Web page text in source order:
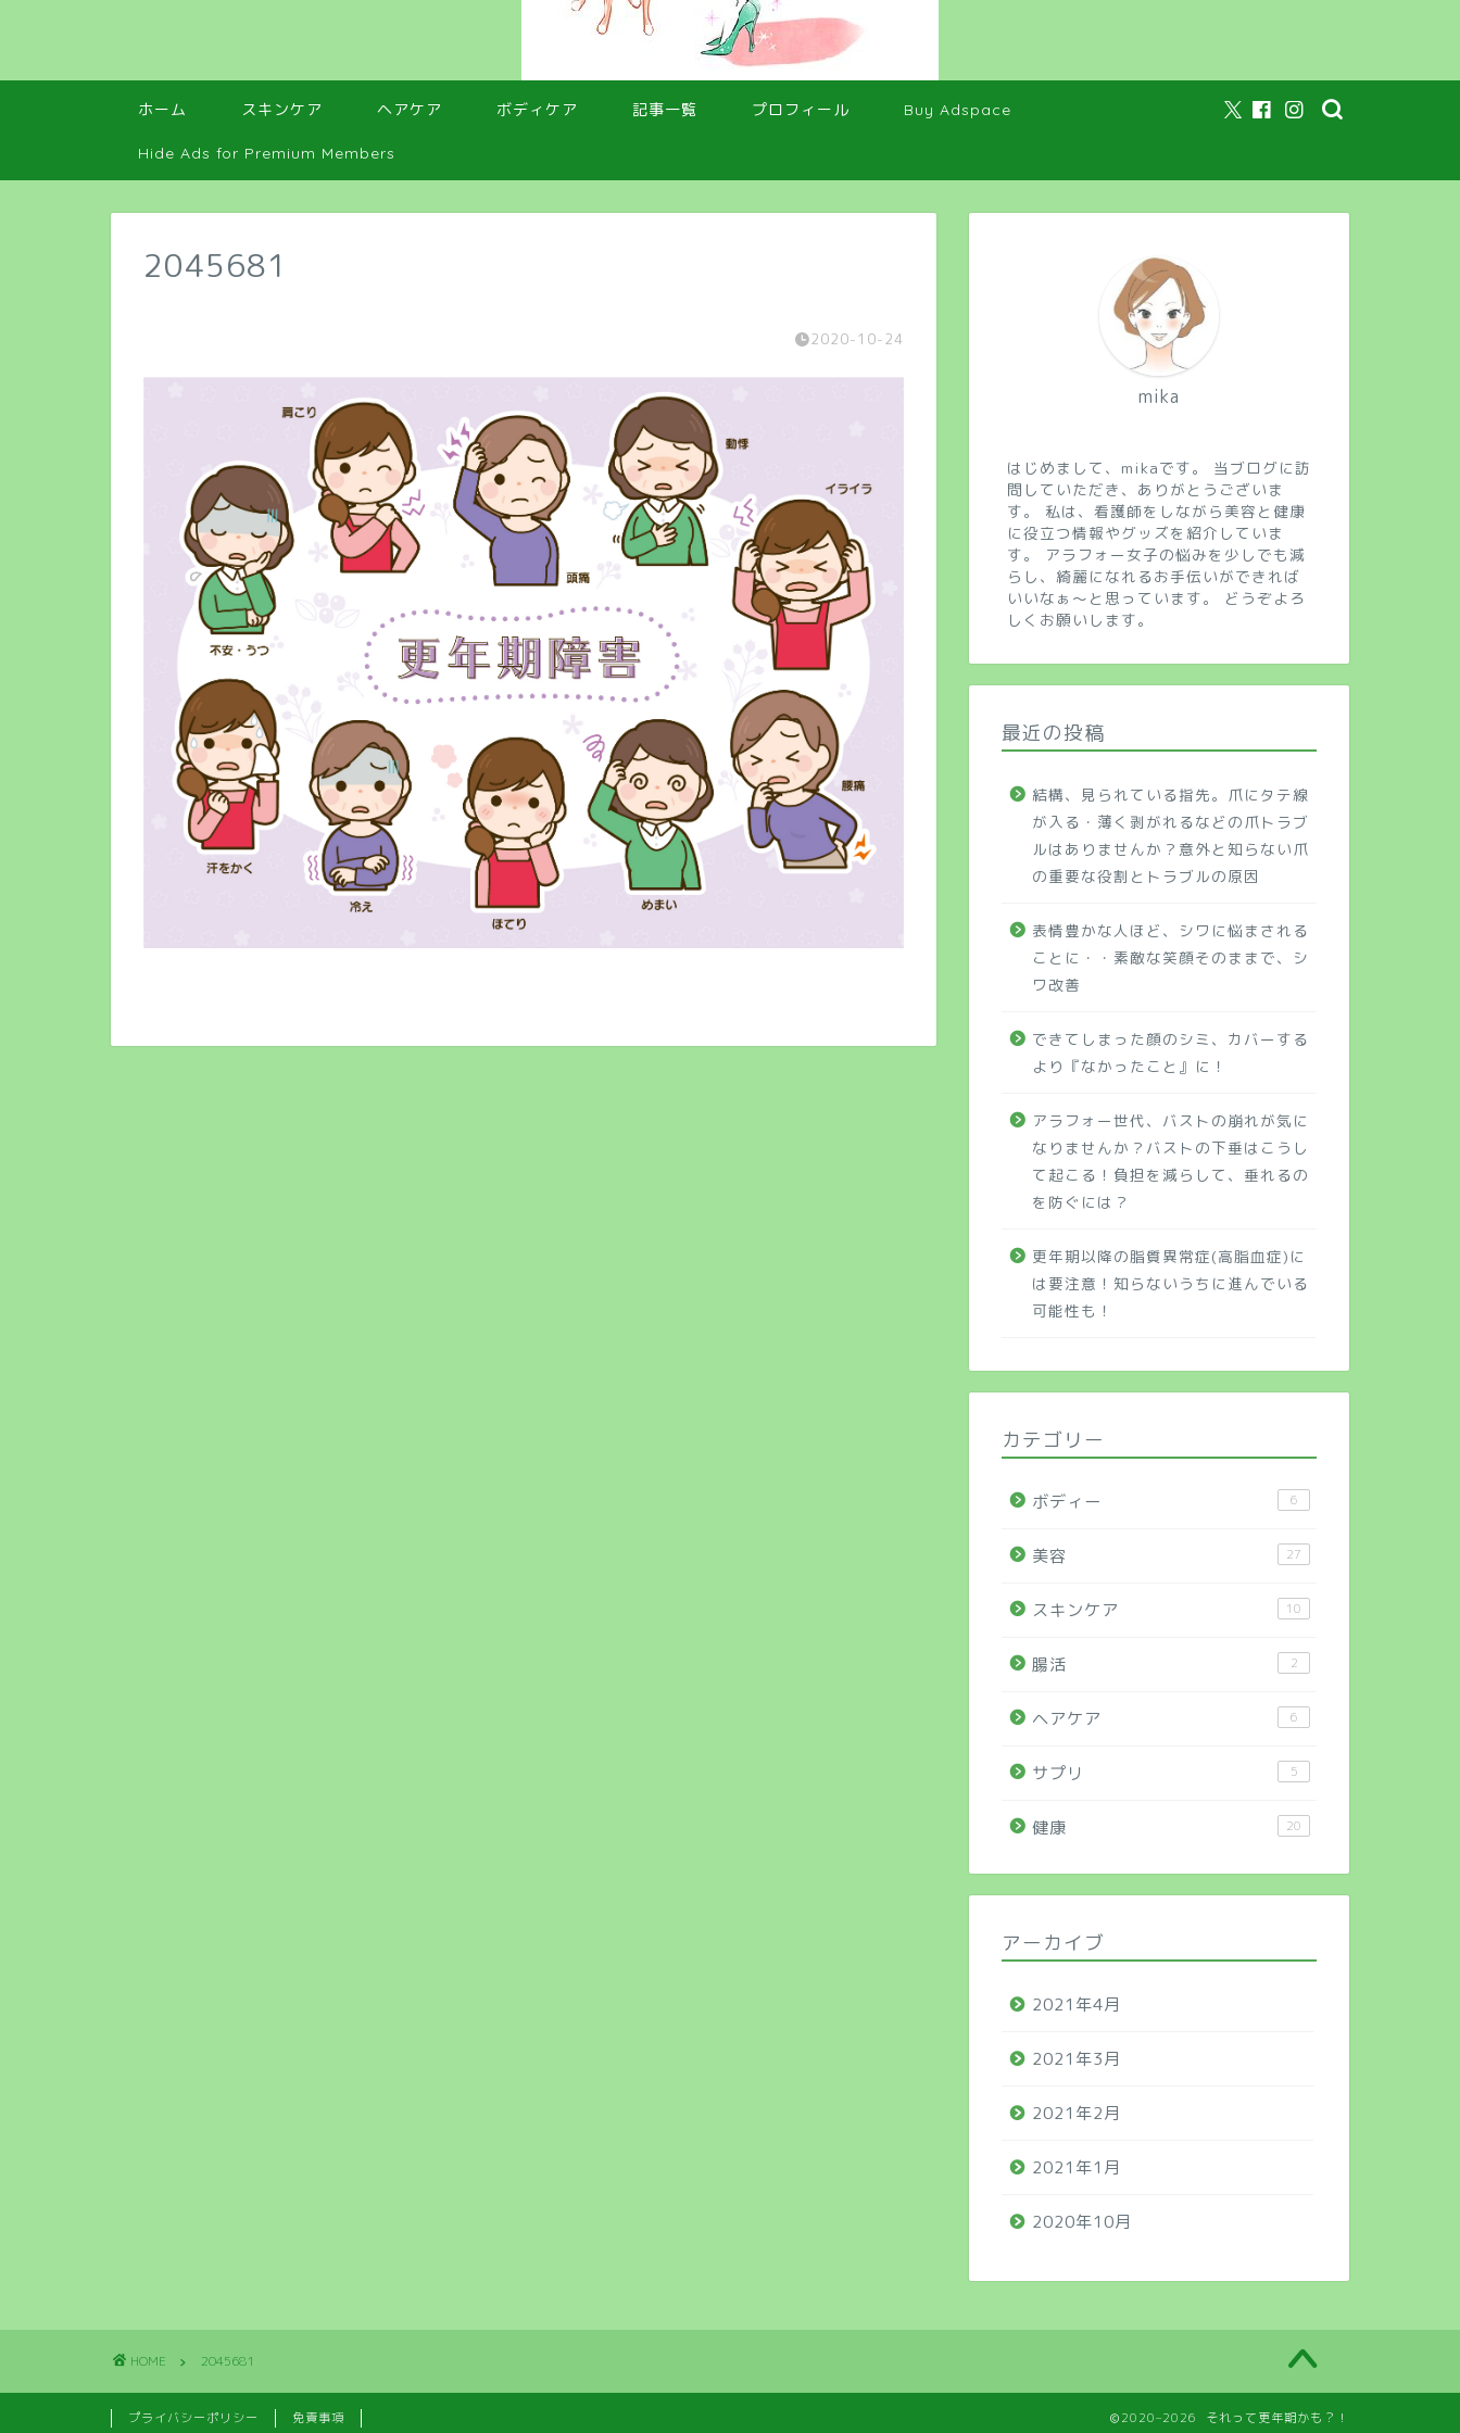
ホーム スキンケア ヘアケア ボディケア 記事一覧 プロフィール Buy Adspace
Hide Ads for Premium Members
2045681
2020-10-24
mika
はじめまして、mikaです。 当ブログに訪
問していただき、ありがとうございま
す。 私は、看護師をしながら美容と健康
に役立つ情報やグッズを紹介していま
す。 アラフォー女子の悩みを少しでも減
らし、綺麗になれるお手伝いができれば
いいなぁ～と思っています。 どうぞよろ
しくお願いします。
最近の投稿
結構、見られている指先。爪にタテ線
が入る・薄く剥がれるなどの爪トラブ
ルはありませんか？意外と知らない爪
の重要な役割とトラブルの原因
表情豊かな人ほど、シワに悩まされる
ことに・・素敵な笑顔そのままで、シ
ワ改善
できてしまった顔のシミ、カバーする
より『なかったこと』に！
アラフォー世代、バストの崩れが気に
なりませんか？バストの下垂はこうし
て起こる！負担を減らして、垂れるの
を防ぐには？
更年期以降の脂質異常症(高脂血症)に
は要注意！知らないうちに進んでいる
可能性も！
カテゴリー
ボディー 6
美容 27
スキンケア 10
腸活 2
ヘアケア 6
サプリ 5
健康 20
アーカイブ
2021年4月
2021年3月
2021年2月
2021年1月
2020年10月
HOME 2045681
プライバシーポリシー 免責事項 2020–2026 それって更年期かも？！